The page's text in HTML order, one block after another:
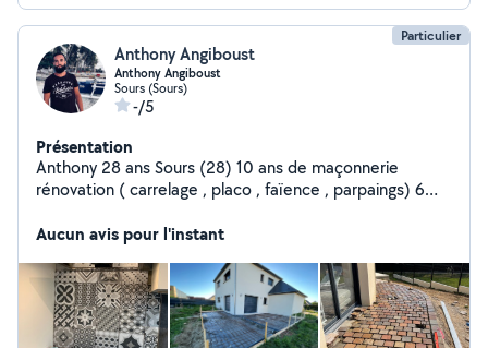
Particulier
Anthony Angiboust
Anthony Angiboust
Sours (Sours)
-/5
Présentation
Anthony 28 ans Sours (28) 10 ans de maçonnerie
rénovation ( carrelage , placo , faïence , parpaings) 6
particulier ( pavé, réglage calcaire , terrassement,
Aucun avis pour l'instant